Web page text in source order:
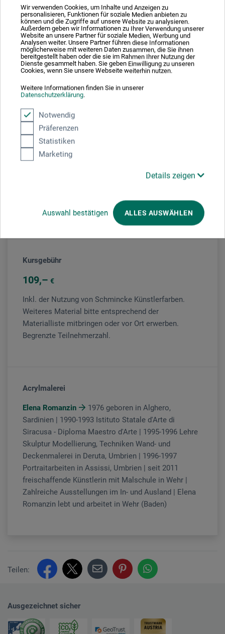
Wir verwenden Cookies, um Inhalte und Anzeigen zu
personalisieren, Funktionen für soziale Medien anbieten zu
können und die Zugriffe auf unsere Website zu analysieren.
Außerdem geben wir Informationen zu Ihrer Verwendung unserer
Website an unsere Partner für soziale Medien, Werbung und
Analysen weiter. Unsere Partner führen diese Informationen
möglicherweise mit weiteren Daten zusammen, die Sie ihnen
bereitgestellt haben oder die sie im Rahmen Ihrer Nutzung der
Dienste gesammelt haben. Sie geben Einwilligung zu unseren
Cookies, wenn Sie unsere Webseite weiterhin nutzen.
Weitere Informationen finden Sie in unserer
Datenschutzerklärung.
Notwendig
Präferenzen
Statistiken
Marketing
Details zeigen
Auswahl bestätigen ALLES AUSWÄHLEN
Veranstaltungsdatum
25. Jun. 2026
10:30 - 16:30 Uhr
Sie schauen derzeitig auf eine vergangene
Veranstaltung
Veranstaltungsort
boesner Düsseldorf
Elena Romanzin
Kursgebühr
109 €
Inkl. der Nutzung von Schmincke Künstlerfarben.
Weiteres Material bitte entsprechend der
Materialliste mitbringen oder vor Ort erwerben.
Begrenzte Teilnehmerzahl.
Acrylmalerei
Elena Romanzin
1976 geboren in Alghero,
Sardinien | 1990-1993 Istituto Statale d'Arte di
Siracusa - Diploma Maestro d'Arte | 1995-1996 Lehre
Skulptur Modellierung, Techniken Wand- und
Deckenmalerei in Deruta, Umbrien | 1996-1997
Portraitarbeiten in Assissi, Umbrien | seit 2011
freischaffende Künstlerin mit Malschule in Wehr |
Zahlreiche Ausstellungen im In- und Ausland | Elena
Romanzin lebt und arbeitet in Wehr (Baden)
Teilen:
Ausgezeichnet sicher